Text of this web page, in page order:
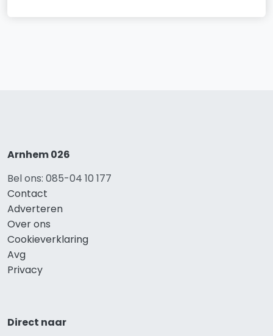
Arnhem 026
Bel ons: 085-04 10 177
Contact
Adverteren
Over ons
Cookieverklaring
Avg
Privacy
Direct naar